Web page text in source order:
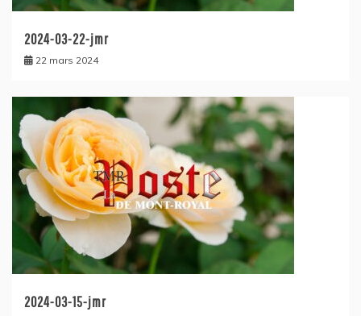
2024-03-22-jmr
22 mars 2024
2024-03-15-jmr